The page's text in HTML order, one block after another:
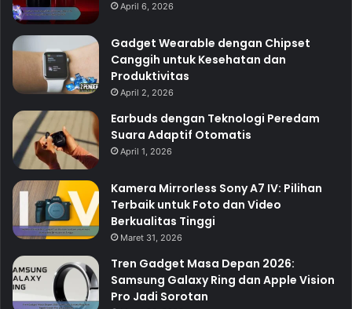
April 6, 2026
Gadget Wearable dengan Chipset
Canggih untuk Kesehatan dan
Produktivitas
April 2, 2026
Earbuds dengan Teknologi Peredam
Suara Adaptif Otomatis
April 1, 2026
Kamera Mirrorless Sony A7 IV: Pilihan
Terbaik untuk Foto dan Video
Berkualitas Tinggi
Maret 31, 2026
Tren Gadget Masa Depan 2026:
Samsung Galaxy Ring dan Apple Vision
Pro Jadi Sorotan